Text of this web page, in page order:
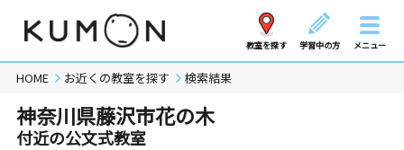
教室を探す 学習中の方 メニュー
HOME お近くの教室を探す 検索結果
神奈川県藤沢市花の木
付近の公文式教室